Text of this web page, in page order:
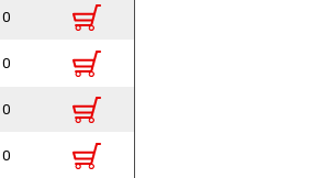
0
0
0
0